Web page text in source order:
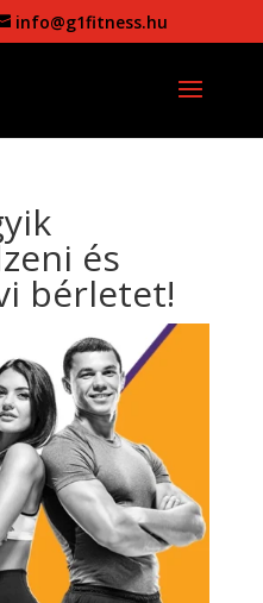
info@g1fitness.hu
és
bérletet!